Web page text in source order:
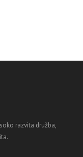
razvita družba,